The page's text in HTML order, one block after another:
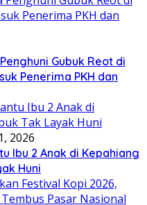
Gubuk Reot di
Penerima PKH dan
2026
Ibu 2 Anak di Kepahiang
Huni